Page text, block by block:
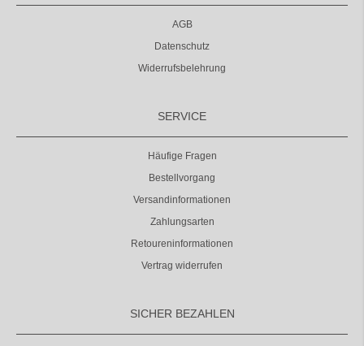
AGB
Datenschutz
Widerrufsbelehrung
SERVICE
Häufige Fragen
Bestellvorgang
Versandinformationen
Zahlungsarten
Retoureninformationen
Vertrag widerrufen
SICHER BEZAHLEN